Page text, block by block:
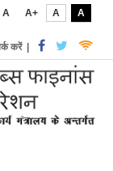
A A+ A
A
करें|